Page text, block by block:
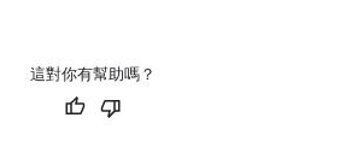
這對你有幫助嗎？